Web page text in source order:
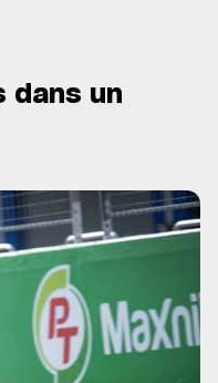
dans un